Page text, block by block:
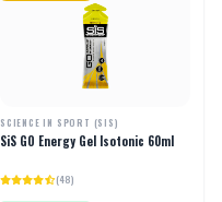
SCIENCE IN SPORT (SIS)
SiS GO Energy Gel Isotonic 60ml
(48)